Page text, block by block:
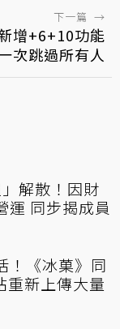
下一篇 →
增+6+10功能
次跳過所有人
解散！因財
運 同步揭成員
！《冰菓》同
重新上傳大量